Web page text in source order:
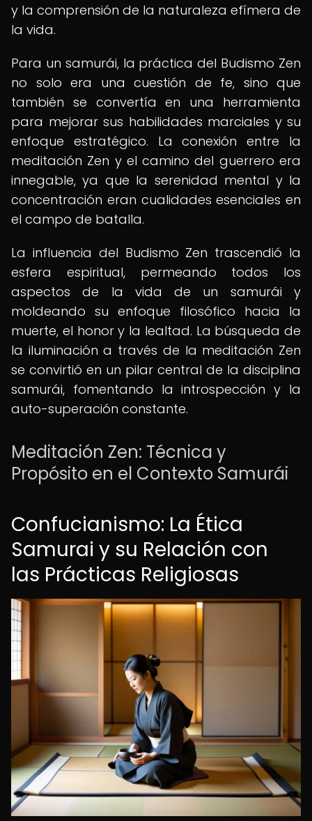
y la comprensión de la naturaleza efímera de
la vida.
Para un samurái, la práctica del Budismo Zen
no solo era una cuestión de fe, sino que
también se convertía en una herramienta
para mejorar sus habilidades marciales y su
enfoque estratégico. La conexión entre la
meditación Zen y el camino del guerrero era
innegable, ya que la serenidad mental y la
concentración eran cualidades esenciales en
el campo de batalla.
La influencia del Budismo Zen trascendió la
esfera espiritual, permeando todos los
aspectos de la vida de un samurái y
moldeando su enfoque filosófico hacia la
muerte, el honor y la lealtad. La búsqueda de
la iluminación a través de la meditación Zen
se convirtió en un pilar central de la disciplina
samurái, fomentando la introspección y la
auto-superación constante.
Meditación Zen: Técnica y
Propósito en el Contexto Samurái
Confucianismo: La Ética
Samurai y su Relación con
las Prácticas Religiosas